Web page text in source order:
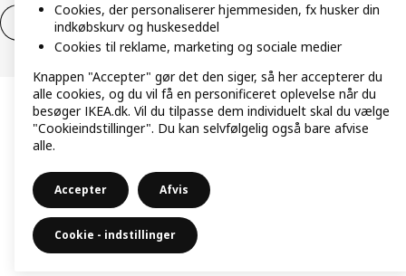
Fortryd dit køb Fortryd dit køb af service
Cookies, der personaliserer hjemmesiden, fx husker din
indkøbskurv og huskeseddel
Cookies til reklame, marketing og sociale medier
Knappen "Accepter" gør det den siger, så her accepterer du
alle cookies, og du vil få en personificeret oplevelse når du
besøger IKEA.dk. Vil du tilpasse dem individuelt skal du vælge
"Cookieindstillinger". Du kan selvfølgelig også bare afvise
alle.
Accepter Afvis
Cookie - indstillinger